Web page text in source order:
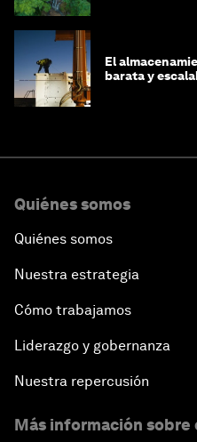
El
barata y
Quiénes somos
Quiénes somos
Nuestra estrategia
Cómo trabajamos
Liderazgo y gobernanza
Nuestra repercusión
Más información sobre